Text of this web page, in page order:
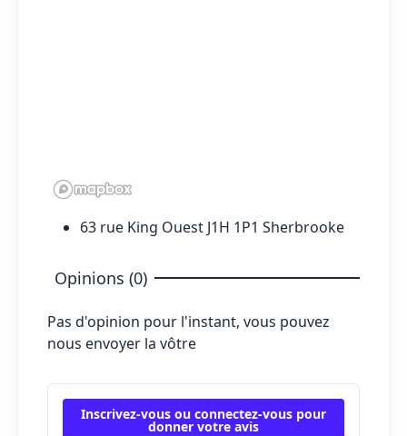
63 rue King Ouest J1H 1P1 Sherbrooke
Opinions (0)
Pas d'opinion pour l'instant, vous pouvez
nous envoyer la vôtre
Inscrivez-vous ou connectez-vous pour
donner votre avis